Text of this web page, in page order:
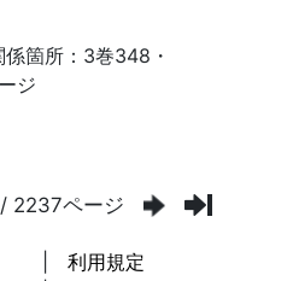
/ 2237ページ
利用規定